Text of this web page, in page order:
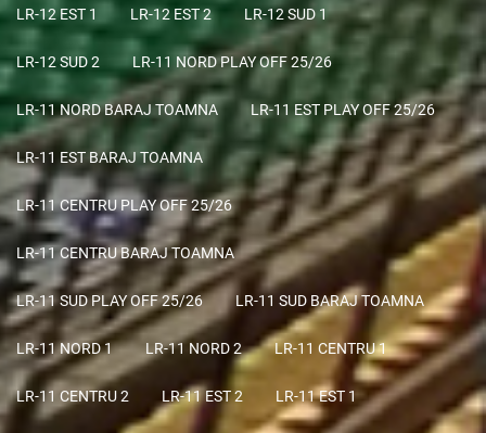
LR-12 EST 1 LR-12 EST 2 LR-12 SUD 1
LR-12 SUD 2 LR-11 NORD PLAY OFF 25/26
LR-11 NORD BARAJ TOAMNA LR-11 EST PLAY OFF 25/26
LR-11 EST BARAJ TOAMNA
LR-11 CENTRU PLAY OFF 25/26
LR-11 CENTRU BARAJ TOAMNA
LR-11 SUD PLAY OFF 25/26 LR-11 SUD BARAJ TOAMNA
LR-11 NORD 1 LR-11 NORD 2 LR-11 CENTRU 1
LR-11 CENTRU 2 LR-11 EST 2 LR-11 EST 1